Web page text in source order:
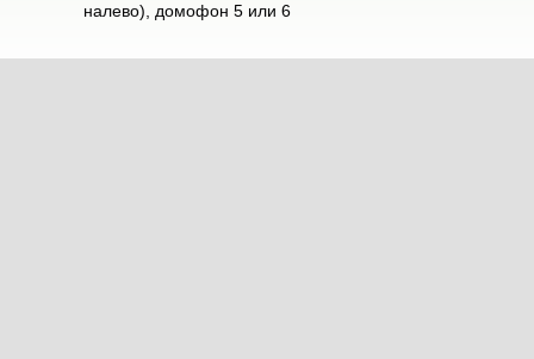
налево), домофон 5 или 6